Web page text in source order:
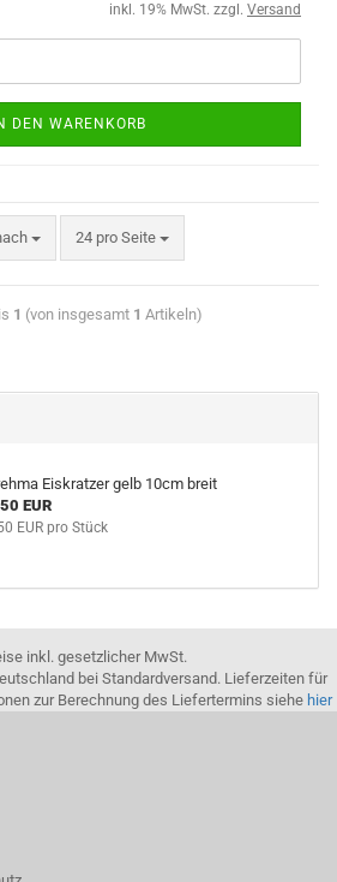
inkl. 19% MwSt. zzgl. Versand
DEN WARENKORB
24 pro Seite
1 (von insgesamt 1 Artikeln)
Eiskratzer gelb 10cm breit
EUR
EUR pro Stück
inkl. gesetzlicher MwSt.
bei Standardversand. Lieferzeiten für
zur Berechnung des Liefertermins siehe hier